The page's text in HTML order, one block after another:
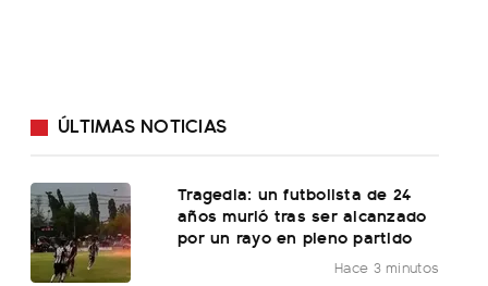
ÚLTIMAS NOTICIAS
Tragedia: un futbolista de 24
años murió tras ser alcanzado
por un rayo en pleno partido
Hace 3 minutos